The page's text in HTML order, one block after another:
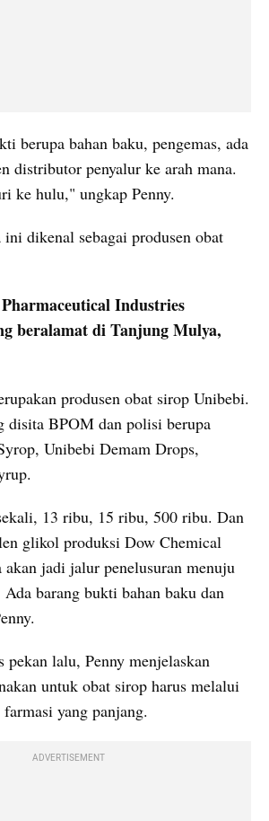
berupa bahan baku, pengemas, ada
distributor penyalur ke arah mana.
ke hulu," ungkap Penny.
dikenal sebagai produsen obat
Industries
beralamat di Tanjung Mulya,
produsen obat sirop Unibebi.
disita BPOM dan polisi berupa
Unibebi Demam Drops,
13 ribu, 15 ribu, 500 ribu. Dan
glikol produksi Dow Chemical
jadi jalur penelusuran menuju
Ada barang bukti bahan baku dan
pekan lalu, Penny menjelaskan
untuk obat sirop harus melalui
yang panjang.
ADVERTISEMENT